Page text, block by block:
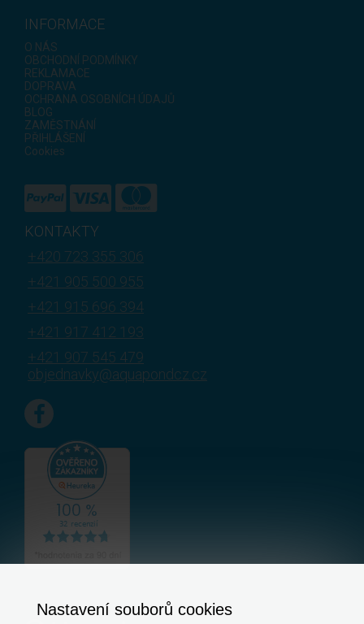
INFORMACE
O NÁS
OBCHODNÍ PODMÍNKY
REKLAMACE
DOPRAVA
OCHRANA OSOBNÍCH ÚDAJŮ
BLOG
ZAMĚSTNÁNÍ
PŘIHLÁŠENÍ
Cookies
KONTAKTY
+420 723 355 306
+421 905 500 955
+421 915 696 394
+421 917 412 193
+421 907 545 479
objednavky@aquapondcz.cz
Nastavení souborů cookies